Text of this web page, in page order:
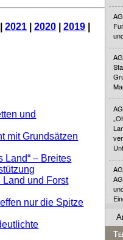
|2021 |2020 |2019
und
mit Grundsätzen
Land“ – Breites
Land und Forst
nur die Spitze